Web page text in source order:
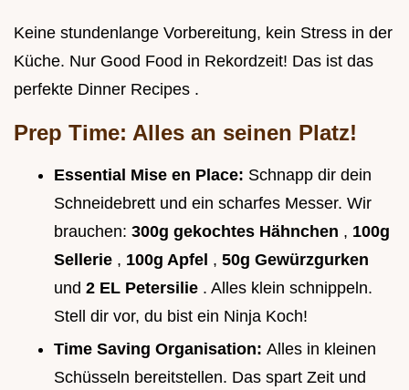
Keine stundenlange Vorbereitung, kein Stress in der
Küche. Nur Good Food in Rekordzeit! Das ist das
perfekte Dinner Recipes .
Prep Time: Alles an seinen Platz!
Essential Mise en Place: Schnapp dir dein
Schneidebrett und ein scharfes Messer. Wir
brauchen: 300g gekochtes Hähnchen , 100g
Sellerie , 100g Apfel , 50g Gewürzgurken
und 2 EL Petersilie . Alles klein schnippeln.
Stell dir vor, du bist ein Ninja Koch!
Time Saving Organisation: Alles in kleinen
Schüsseln bereitstellen. Das spart Zeit und